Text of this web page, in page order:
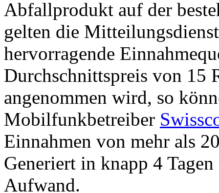
Abfallprodukt auf der
gelten die
hervorragende
Durchschnittspreis von 15
angenommen wird, so
Mobilfunkbetreiber
Einnahmen von mehr als
Generiert in knapp 4
Aufwand.